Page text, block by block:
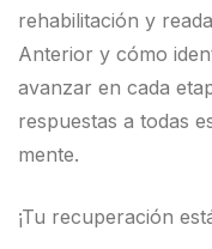
rehabilitación y
Anterior y cómo
avanzar en cada
respuestas a todas
mente.
¡Tu recuperación